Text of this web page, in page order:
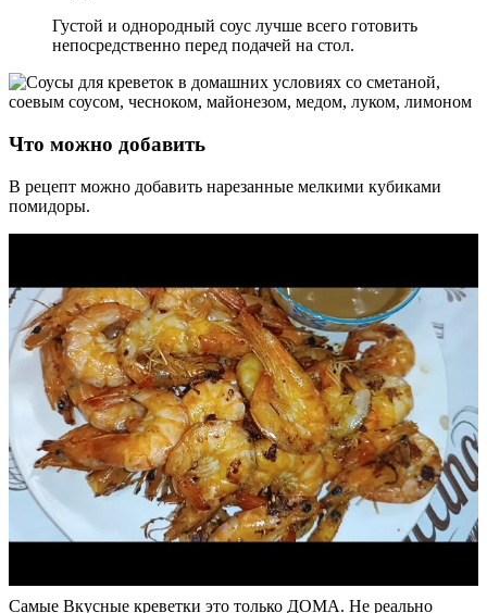
Густой и однородный соус лучше всего готовить
непосредственно перед подачей на стол.
Что можно добавить
В рецепт можно добавить нарезанные мелкими кубиками
помидоры.
Самые Вкусные креветки это только ДОМА. Не реально